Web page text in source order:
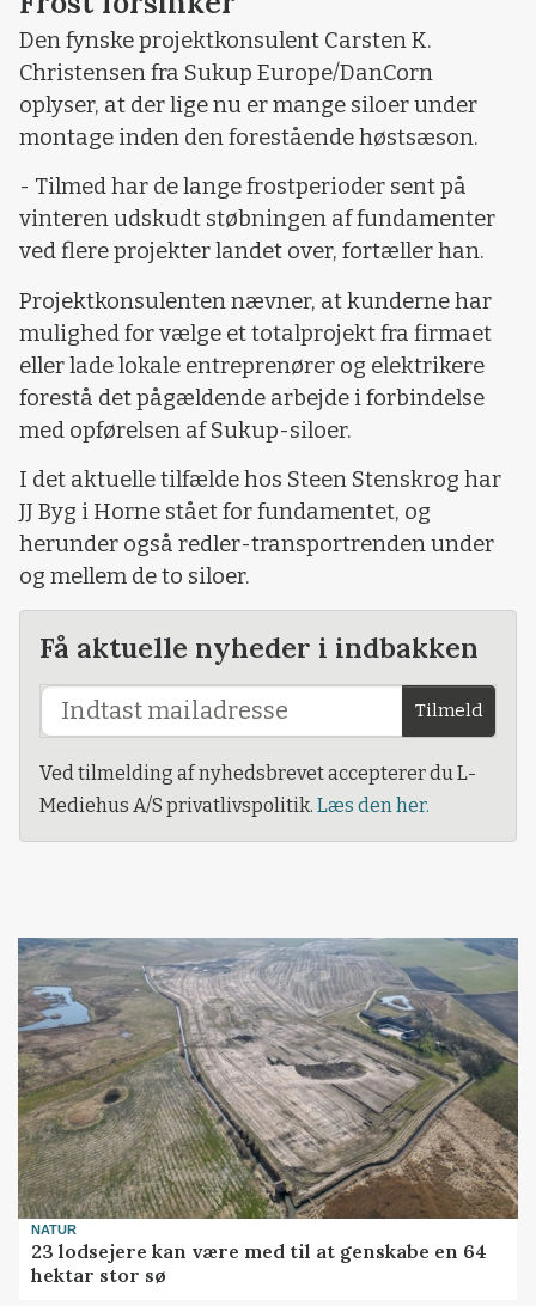
Den fynske projektkonsulent Carsten K.
Christensen fra Sukup Europe/DanCorn
oplyser, at der lige nu er mange siloer under
montage inden den forestående høstsæson.
- Tilmed har de lange frostperioder sent på
vinteren udskudt støbningen af fundamenter
ved flere projekter landet over, fortæller han.
Projektkonsulenten nævner, at kunderne har
mulighed for vælge et totalprojekt fra firmaet
eller lade lokale entreprenører og elektrikere
forestå det pågældende arbejde i forbindelse
med opførelsen af Sukup-siloer.
I det aktuelle tilfælde hos Steen Stenskrog har
JJ Byg i Horne stået for fundamentet, og
herunder også redler-transportrenden under
og mellem de to siloer.
Få aktuelle nyheder i indbakken
Tilmeld
Ved tilmelding af nyhedsbrevet accepterer du L-
Mediehus A/S privatlivspolitik. Læs den her.
NATUR
23 lodsejere kan være med til at genskabe en 64
hektar stor sø